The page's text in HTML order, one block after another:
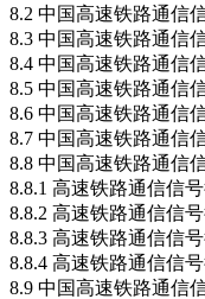
8.2 中国高速铁路通信
8.3 中国高速铁路通信
8.4 中国高速铁路通信
8.5 中国高速铁路通信
8.6 中国高速铁路通信
8.7 中国高速铁路通信
8.8 中国高速铁路通信
8.8.1 高速铁路通信信
8.8.2 高速铁路通信信
8.8.3 高速铁路通信信
8.8.4 高速铁路通信信
8.9 中国高速铁路通信